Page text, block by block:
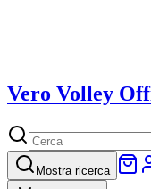
Vero Volley
Mostra ricerca